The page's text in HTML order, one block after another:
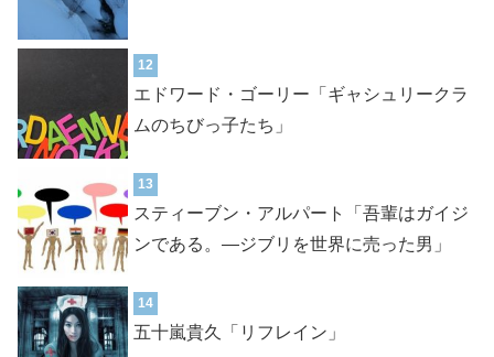
12
エドワード・ゴーリー「ギャシュリークラ
ムのちびっ子たち」
13
スティーブン・アルパート「吾輩はガイジ
ンである。―ジブリを世界に売った男」
14
五十嵐貴久「リフレイン」